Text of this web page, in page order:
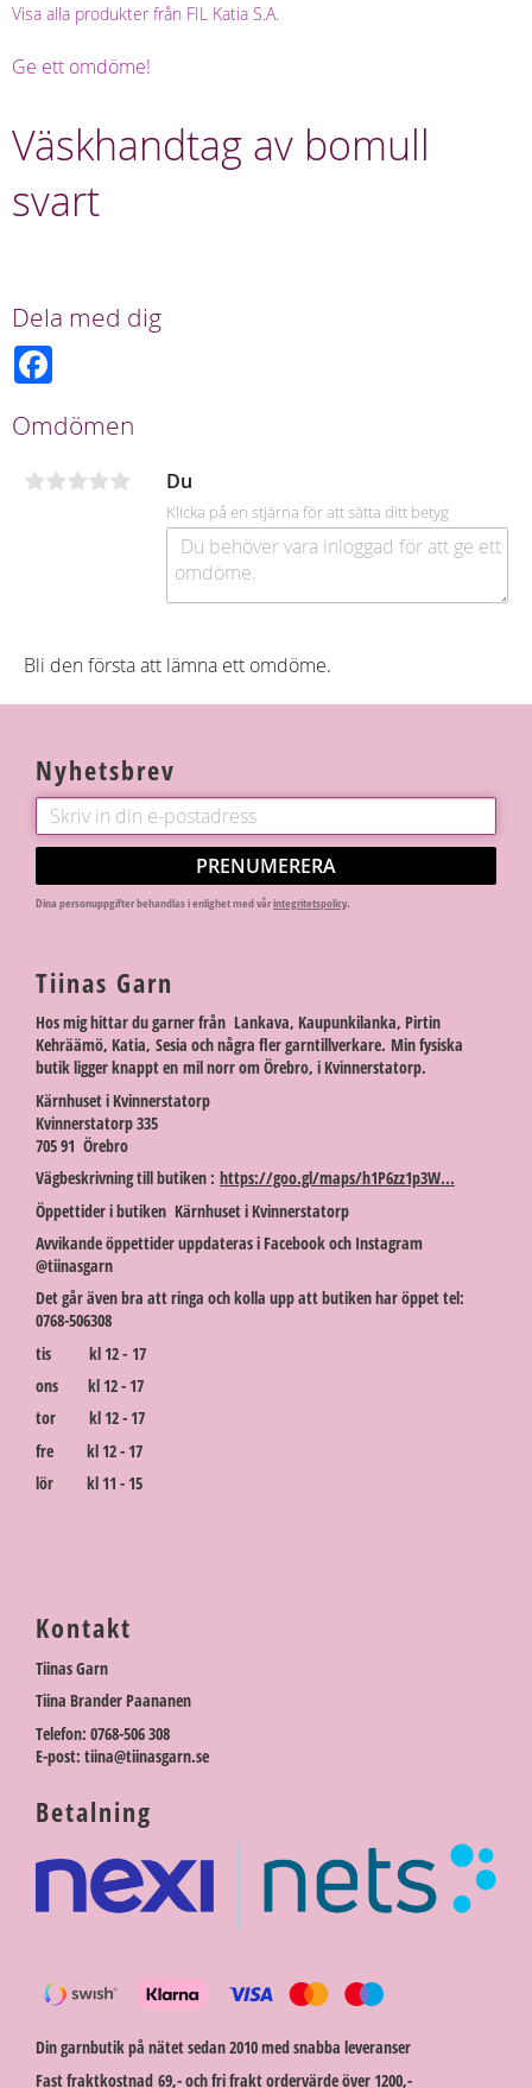
Visa alla produkter från FIL Katia S.A.
Ge ett omdöme!
Väskhandtag av bomull
svart
Dela med dig
b
o
k
Omdömen
Du
Klicka på en stjärna för att sätta ditt betyg
Bli den första att lämna ett omdöme.
Nyhetsbrev
PRENUMERERA
Dina personuppgifter behandlas i enlighet med vårintegritetspolicy.
Tiinas Garn
Hos mig hittar du garner från Lankava, Kaupunkilanka, Pirtin
Kehräämö, Katia, Sesia och några fler garntillverkare. Min fysiska
butik ligger knappt en mil norr om Örebro, i Kvinnerstatorp.
Kärnhuset i Kvinnerstatorp
Kvinnerstatorp 335
705 91 Örebro
Vägbeskrivning till butiken : https://goo.gl/maps/h1P6zz1p3W...
Öppettider i butiken Kärnhuset i Kvinnerstatorp
Avvikande öppettider uppdateras i Facebook och Instagram
@tiinasgarn
Det går även bra att ringa och kolla upp att butiken har öppet tel:
0768-506308
tis kl 12 - 17
ons kl 12 - 17
tor kl 12 - 17
fre kl 12 - 17
lör kl 11 - 15
Kontakt
Tiinas Garn
Tiina Brander Paananen
Telefon: 0768-506 308
E-post: tiina@tiinasgarn.se
Betalning
Din garnbutik på nätet sedan 2010 med snabba leveranser
Fast fraktkostnad 69,- och fri frakt ordervärde över 1200,-